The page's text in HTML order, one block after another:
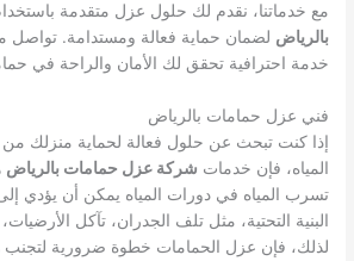
مع خدماتنا، نقدم لك حلول عزل متقدمة
بالرياض لضمان حماية فعالة ومستدامة. تواصل
خدمة احترافية تحقق لك الأمان والراحة في
فني عزل حمامات بالرياض
إذا كنت تبحث عن حلول فعالة لحماية منزلك
المياه، فإن خدمات شركة عزل حمامات بالرياض
تسرب المياه في دورات المياه يمكن أن يؤدي
البنية التحتية، مثل تلف الجدران، تآكل
لذلك، فإن عزل الحمامات خطوة ضرورية